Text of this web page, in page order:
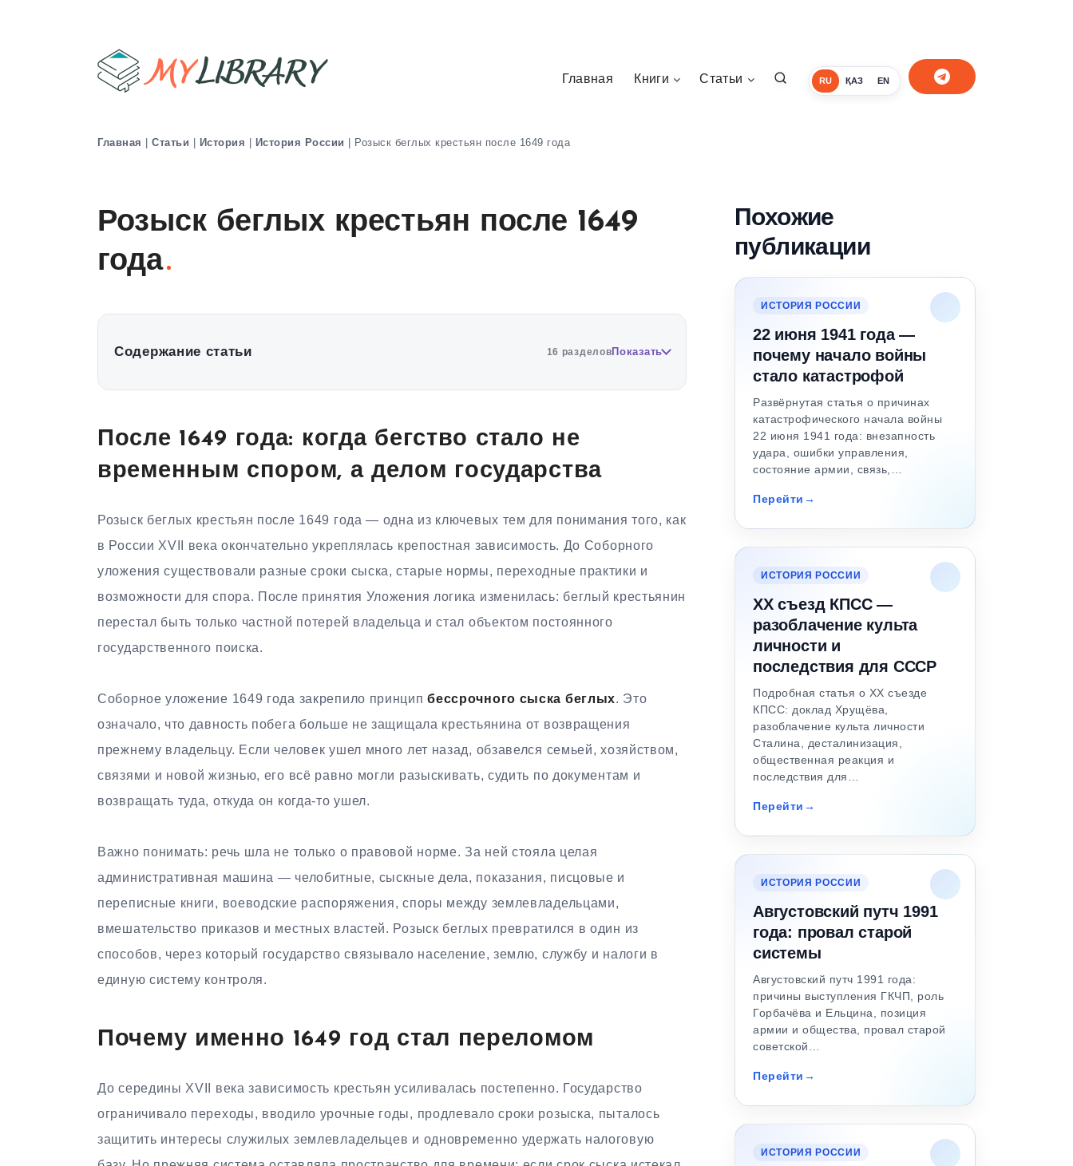
RU ҚАЗ EN
Главная Книги Статьи
Главная | Статьи | История | История России | Розыск беглых крестьян после 1649 года
Розыск беглых крестьян после 1649
года
Содержание статьи 16 разделовПоказать
После 1649 года: когда бегство стало не
временным спором, а делом государства
Розыск беглых крестьян после 1649 года — одна из ключевых тем для понимания того, как
в России XVII века окончательно укреплялась крепостная зависимость. До Соборного
уложения существовали разные сроки сыска, старые нормы, переходные практики и
возможности для спора. После принятия Уложения логика изменилась: беглый крестьянин
перестал быть только частной потерей владельца и стал объектом постоянного
государственного поиска.
Соборное уложение 1649 года закрепило принципбессрочного сыска беглых. Это
означало, что давность побега больше не защищала крестьянина от возвращения
прежнему владельцу. Если человек ушел много лет назад, обзавелся семьей, хозяйством,
связями и новой жизнью, его всё равно могли разыскивать, судить по документам и
возвращать туда, откуда он когда-то ушел.
Важно понимать: речь шла не только о правовой норме. За ней стояла целая
административная машина — челобитные, сыскные дела, показания, писцовые и
переписные книги, воеводские распоряжения, споры между землевладельцами,
вмешательство приказов и местных властей. Розыск беглых превратился в один из
способов, через который государство связывало население, землю, службу и налоги в
единую систему контроля.
Почему именно 1649 год стал переломом
До середины XVII века зависимость крестьян усиливалась постепенно. Государство
ограничивало переходы, вводило урочные годы, продлевало сроки розыска, пыталось
защитить интересы служилых землевладельцев и одновременно удержать налоговую
Похожие
публикации
ИСТОРИЯ РОССИИ
22 июня 1941 года —
почему начало войны
стало катастрофой
Развёрнутая статья о причинах
катастрофического начала войны
22 июня 1941 года: внезапность
удара, ошибки управления,
состояние армии, связь,…
Перейти
ИСТОРИЯ РОССИИ
XX съезд КПСС —
разоблачение культа
личности и
последствия для СССР
Подробная статья о XX съезде
КПСС: доклад Хрущёва,
разоблачение культа личности
Сталина, десталинизация,
общественная реакция и
последствия для…
Перейти
ИСТОРИЯ РОССИИ
Августовский путч 1991
года: провал старой
системы
Августовский путч 1991 года:
причины выступления ГКЧП, роль
Горбачёва и Ельцина, позиция
армии и общества, провал старой
советской…
Перейти
ИСТОРИЯ РОССИИ